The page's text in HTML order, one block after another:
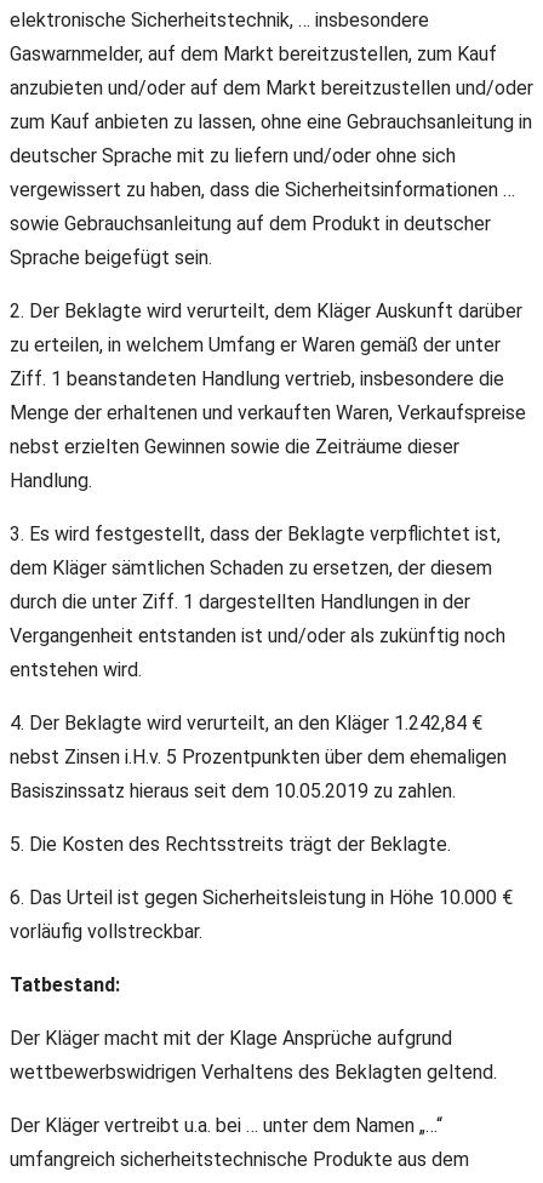
elektronische Sicherheitstechnik, … insbesondere
Gaswarnmelder, auf dem Markt bereitzustellen, zum Kauf
anzubieten und/oder auf dem Markt bereitzustellen und/oder
zum Kauf anbieten zu lassen, ohne eine Gebrauchsanleitung in
deutscher Sprache mit zu liefern und/oder ohne sich
vergewissert zu haben, dass die Sicherheitsinformationen …
sowie Gebrauchsanleitung auf dem Produkt in deutscher
Sprache beigefügt sein.
2. Der Beklagte wird verurteilt, dem Kläger Auskunft darüber
zu erteilen, in welchem Umfang er Waren gemäß der unter
Ziff. 1 beanstandeten Handlung vertrieb, insbesondere die
Menge der erhaltenen und verkauften Waren, Verkaufspreise
nebst erzielten Gewinnen sowie die Zeiträume dieser
Handlung.
3. Es wird festgestellt, dass der Beklagte verpflichtet ist,
dem Kläger sämtlichen Schaden zu ersetzen, der diesem
durch die unter Ziff. 1 dargestellten Handlungen in der
Vergangenheit entstanden ist und/oder als zukünftig noch
entstehen wird.
4. Der Beklagte wird verurteilt, an den Kläger 1.242,84 €
nebst Zinsen i.H.v. 5 Prozentpunkten über dem ehemaligen
Basiszinssatz hieraus seit dem 10.05.2019 zu zahlen.
5. Die Kosten des Rechtsstreits trägt der Beklagte.
6. Das Urteil ist gegen Sicherheitsleistung in Höhe 10.000 €
vorläufig vollstreckbar.
Tatbestand:
Der Kläger macht mit der Klage Ansprüche aufgrund
wettbewerbswidrigen Verhaltens des Beklagten geltend.
Der Kläger vertreibt u.a. bei … unter dem Namen „…“
umfangreich sicherheitstechnische Produkte aus dem